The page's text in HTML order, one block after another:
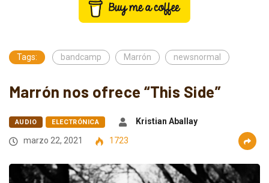
Tags: bandcamp Marrón newsnormal
Marrón nos ofrece “This Side”
AUDIO ELECTRÓNICA
Kristian Aballay
marzo 22, 2021
1723